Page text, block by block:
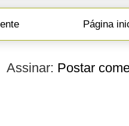
Página
Assinar: Postar